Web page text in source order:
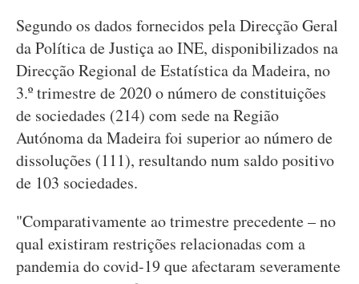
Segundo os dados fornecidos pela Direcção Geral
da Política de Justiça ao INE, disponibilizados na
Direcção Regional de Estatística da Madeira, no
3.º trimestre de 2020 o número de constituições
de sociedades (214) com sede na Região
Autónoma da Madeira foi superior ao número de
dissoluções (111), resultando num saldo positivo
de 103 sociedades.
"Comparativamente ao trimestre precedente – no
qual existiram restrições relacionadas com a
pandemia do covid-19 que afectaram severamente